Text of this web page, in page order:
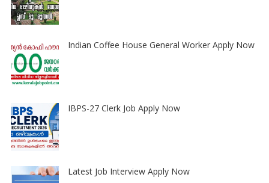
Indian Coffee House General Worker Apply Now
IBPS-27 Clerk Job Apply Now
Latest Job Interview Apply Now